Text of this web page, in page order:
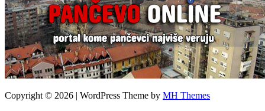
Copyright © 2026 | WordPress Theme by MH Themes